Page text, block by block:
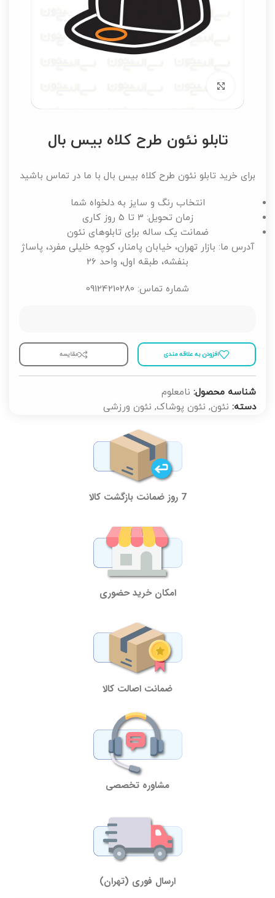
تابلو نئون طرح کلاه بیس بال
برای خرید تابلو نئون طرح کلاه بیس بال با ما در تماس باشید
انتخاب رنگ و سایز به دلخواه شما
زمان تحویل: 3 تا 5 روز کاری
ضمانت یک ساله برای تابلوهای نئون
آدرس ما: بازار تهران، خیابان پامنار، کوچه خلیلی مفرد، پاساژ
بنفشه، طبقه اول، واحد 26
شماره تماس: 09124210280
افزودن به علاقه مندی مقايسه
شناسه محصول: نامعلوم
دسته: نئون, نئون پوشاک, نئون ورزشی
7 روز ضمانت بازگشت کالا
امکان خرید حضوری
ضمانت اصالت کالا
مشاوره تخصصی
ارسال فوری (تهران)